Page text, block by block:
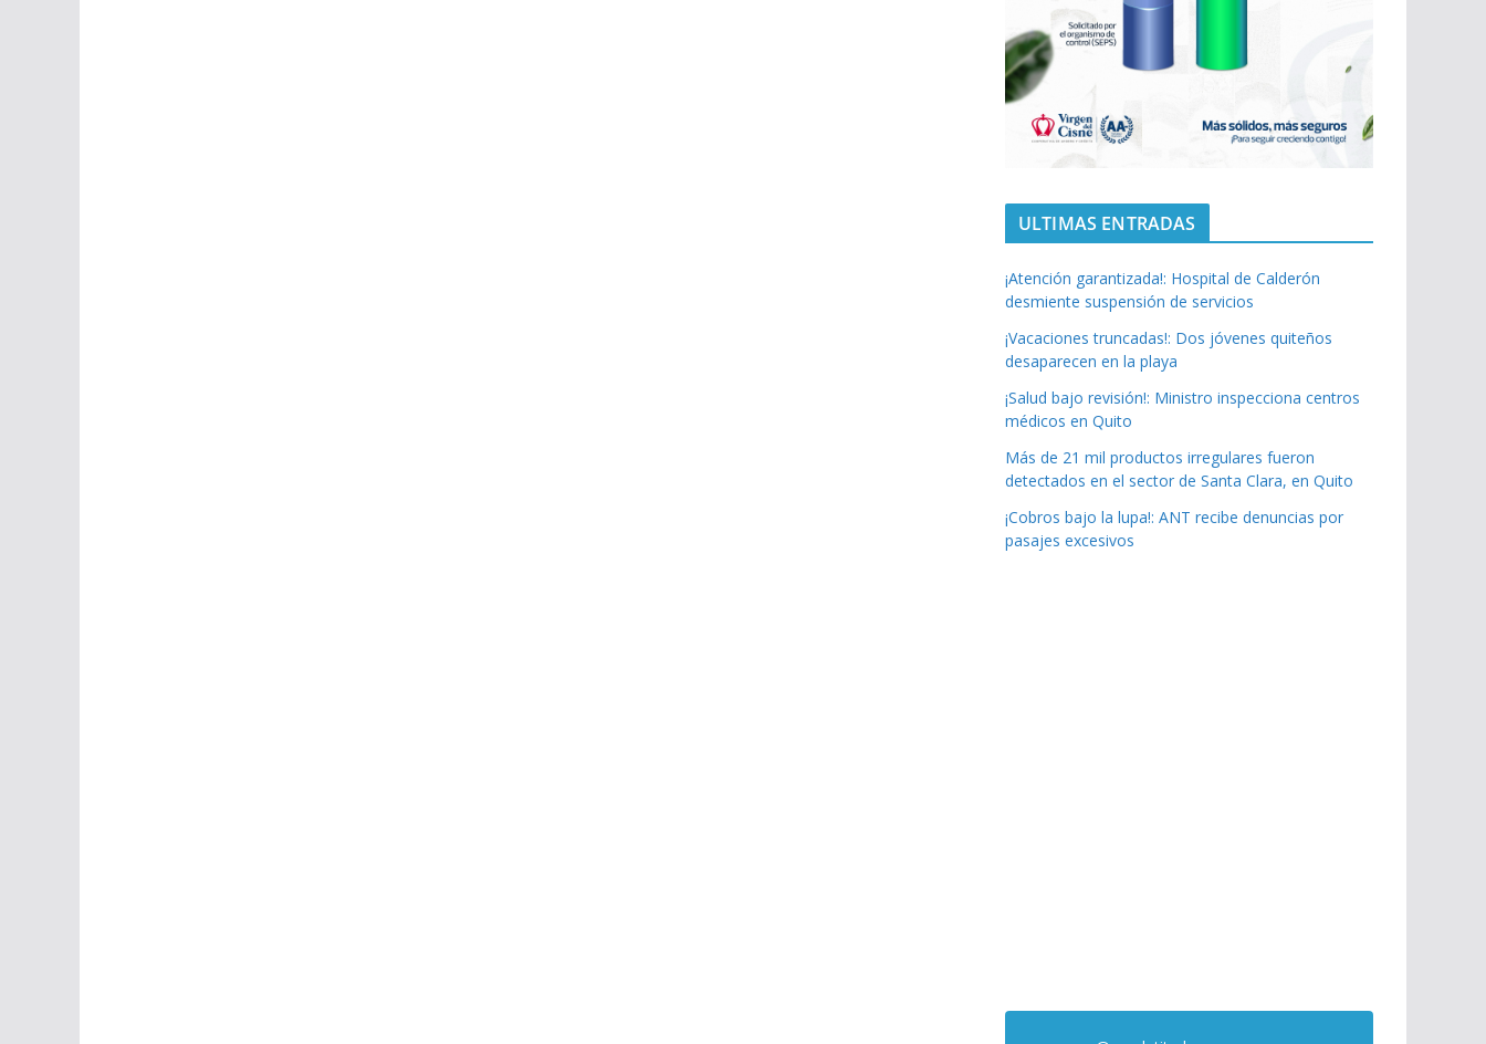
ULTIMAS ENTRADAS
¡Atención garantizada!: Hospital de Calderón
desmiente suspensión de servicios
¡Vacaciones truncadas!: Dos jóvenes quiteños
desaparecen en la playa
¡Salud bajo revisión!: Ministro inspecciona centros
médicos en Quito
Más de 21 mil productos irregulares fueron
detectados en el sector de Santa Clara, en Quito
¡Cobros bajo la lupa!: ANT recibe denuncias por
pasajes excesivos